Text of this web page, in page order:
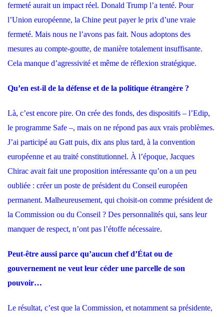
fermeté aurait un impact réel. Donald Trump l’a tenté. Pour
l’Union européenne, la Chine peut payer le prix d’une vraie
fermeté. Mais nous ne l’avons pas fait. Nous adoptons des
mesures au compte-goutte, de manière totalement insuffisante.
Cela manque d’agressivité et même de réflexion stratégique.
Qu’en est-il de la défense et de la politique étrangère ?
Là, c’est encore pire. On crée des fonds, des dispositifs – l’Edip,
le programme Safe –, mais on ne répond pas aux vrais problèmes.
J’ai participé au Gatt puis, dix ans plus tard, à la convention
européenne et au traité constitutionnel. À l’époque, Jacques
Chirac avait fait une proposition intéressante qu’on a un peu
oubliée : créer un poste de président du Conseil européen
permanent. Malheureusement, qui choisit-on comme président de
la Commission ou du Conseil ? Des personnalités qui, sans leur
manquer de respect, n’ont pas l’étoffe nécessaire.
Peut-être aussi parce qu’aucun chef d’État ou de
gouvernement ne veut leur céder une parcelle de son
pouvoir…
Le résultat, c’est que la Commission, et notamment sa présidente,